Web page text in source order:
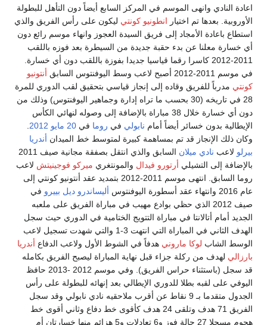
النادي وانهى الموسم في المركز السابع أيضاً دون التأهل للبطولة
بعدها تم اختيارانطونيو كونتي ليكون على رأس الفريق والذي
باعادة الأمجاد إلى فريق السيدة العجوز وانهاء موسم رائع دون
خسارة معلنا عن بدء حقبة جديدة من السيطرة بعد فوزه باللقب
2011-2012 كاسرا رقما قياسيا جديدا بفوزة باللقب دون أي خسارة.
2012 أصبح لاعب وسط اليوفنتوس السابق
أنتونيو
مدرباً للفريق وقاده إلى إنجاز قياسي بتحقيق لقب الدوري للمرة
28 في تاريخه (30 بحسب ما تراه إدارة وجماهير اليوفنتوس) وذلك من
دون أي خسارة خلال 38 مباراة بالإضافة إلى وصوله لنهائي الكأس
بدون خسائر أيضاً أمام نابولي في روما في20 مايو 2012
.
ذلك الإنجاز قد تم بمساهمة كبيرة لمتوسط خط الميدانأندريا
لاعب نادي ميلان
السابق والذي انتقل بصفقة مجانية صيف 2011
إلى التشيليأرتورو فيدال والمونتغريميركو فوجينيتشلاعب
روما السابق. انتهى موسم 2011-2012 بتمديد عقد أنتونيو كونتي إلى
أليساندرو ديل بييرو في
صيف 2012 الذي حظي بوادع مهيب في مباراة الفريق على ملعبه
أمام أتالانتا في مباراة التتويج الختامية في الدوري حيث سجل
الهدف الثاني في المباراة التي انتهت 3-1 والتي شهدت تسجيل لاعب
الشابلوكا مارونيهدفاً في الشوط الأول ولاعب الدفاعأندريا
لهدف من ركلة جزاء قبل نهاية المباراة ليصبح الفريق بكامله
قد سجل (باستثناء حراس الفريق). وفي موسم 2012 -2013 حافظ
على لقبه بطلا للدوري الإيطالي بعد إنهائه للبطولة على رأس
الجدول متقدما بـ 9 نقاط عن أقرب ملاحقيه نادي نابولي وقد سجل
الفريق 71 هدف وتلقى 24 هدف كأقوى خط دفاع وثاني أقوى خط
هجوم مسجلا 27 حالة فوز و6 تعادلات و5 هزائم منها خسارتان أم